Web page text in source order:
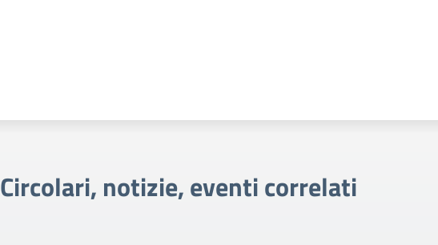
Circolari, notizie, eventi correlati